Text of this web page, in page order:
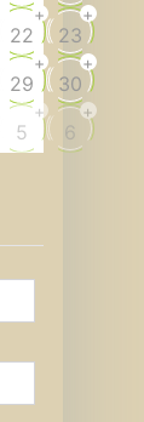
22
+
23
+
29
+
30
+
5
+
6
+